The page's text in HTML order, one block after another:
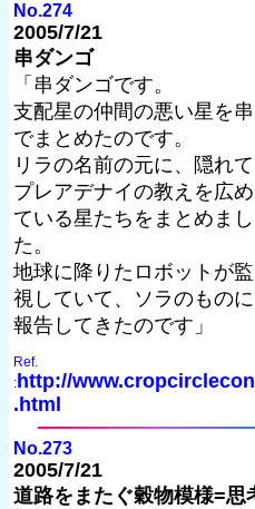
No.274
2005/7/21
串ダンゴ
「串ダンゴです。
支配星の仲間の悪い星を串
でまとめたのです。
リラの名前の元に、隠れて
プレアデナイの教えを広め
ている星たちをまとめまし
た。
地球に降りたロボットが監
視していて、ソラのものに
報告してきたのです」
Ref.
: http://
.html
No.273
2005/7/21
道路をまたぐ穀物模様=思